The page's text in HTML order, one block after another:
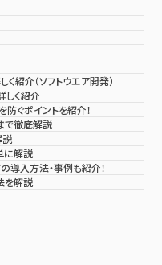
紹介（ソフトウエア開発）
しく紹介
ぐポイントを紹介！
で徹底解説
説
に解説
導入方法・事例も紹介！
を解説